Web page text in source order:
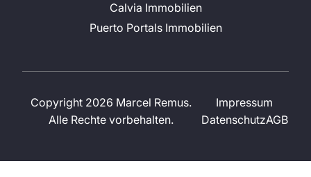
Calvia Immobilien
Puerto Portals Immobilien
Copyright 2026 Marcel Remus.
Alle Rechte vorbehalten.
Impressum
DatenschutzAGB